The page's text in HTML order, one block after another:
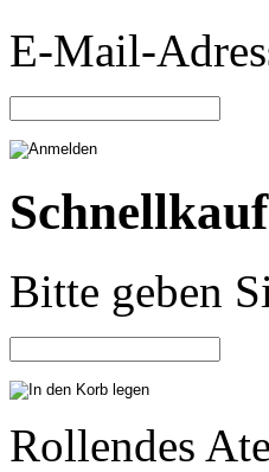
E-Mail-
Schnellkauf
Bitte geben
Rollendes